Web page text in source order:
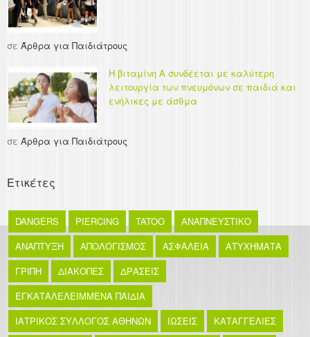
σε Άρθρα για Παιδιάτρους
Η βιταμίνη Α συνδέεται με καλύτερη
λειτουργία των πνευμόνων σε παιδιά και
ενήλικες με άσθμα
σε Άρθρα για Παιδιάτρους
Ετικέτες
DANGERS PIERCING TATOO
ΑΝΑΠΝΕΥΣΤΙΚΟ
ΑΝΑΠΤΥΞΗ
ΑΠΟΛΟΓΙΣΜΟΣ ΑΣΦΑΛΕΙΑ
ΑΤΥΧΗΜΑΤΑ
ΓΡΙΠΗ
ΔΙΑΚΟΠΕΣ
ΔΡΑΣΕΙΣ
ΕΓΚΑΤΑΛΕΛΕΙΜΜΕΝΑ ΠΑΙΔΙΑ
ΙΑΤΡΙΚΟΣ ΣΥΛΛΟΓΟΣ ΑΘΗΝΩΝ
ΙΩΣΕΙΣ ΚΑΤΑΓΓΕΛΙΕΣ